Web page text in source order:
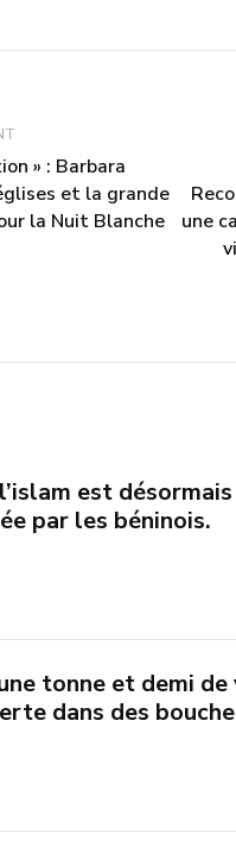
» : Barbara
et la grande
la Nuit Blanche
une
est
par les béninois.
tonne et demi
dans des